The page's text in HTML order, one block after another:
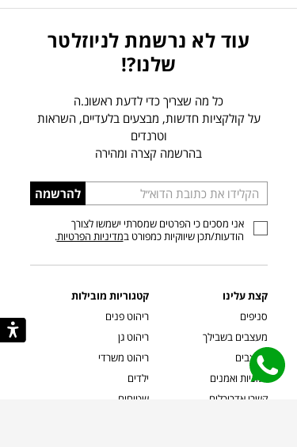
עוד לא נרשמת לניוזלטר
שלנו?!
כל מה שצריך כדי לדעת ראשונ.ה
על קולקציות חדשות, מבצעים בלעדיים, השראות
וטרנדים
בהרשמה קצרה ומהירה
הכניסו
כתובת
דוא”ל
להרשמה
אני מסכים כי הפרטים שמסרתי ישמשו לצורך
הודעות/תכן שיווקיות כמפורט במדיניות הפרטיות.
קצת עלינו
סניפים
מעצבים בשבילך
מעצבים
אמניות ואמנים
קשרי אדריכלים
קטגוריות מובילות
ריהוט פנים
ריהוט גן
ריהוט משרדי
ילדים
שטיחים